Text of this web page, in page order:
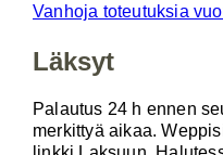
Vanhoja toteutuksia
Läksyt
Palautus 24 h ennen
merkittyä aikaa.